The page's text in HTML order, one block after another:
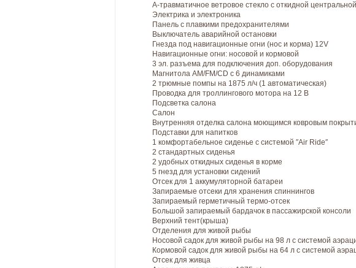
А-травматичное ветровое стекло с откидной
Электрика и электроника
Панель с плавкими предохранителями
Выключатель аварийной остановки
Гнезда под навигационные огни (нос и корма) 12V
Навигационные огни: носовой и кормовой
3 эл. разъема для подключения доп. оборудования
Магнитола AM/FM/CD с 6 динамиками
2 трюмные помпы на 1875 л/ч (1 автоматическая)
Проводка для троллингового мотора на 12 В
Подсветка салона
Салон
Внутренняя отделка салона моющимся ковровым
Подставки для напитков
1 комфортабельное сиденье с системой ″Air Ride″
2 стандартных сиденья
2 удобных откидных сиденья в корме
5 гнезд для установки сидений
Отсек для 1 аккумуляторной батареи
Запираемые отсеки для хранения спиннингов
Запираемый герметичный термо-отсек
Большой запираемый бардачок в пассажирской консоли
Верхний тент(крыша)
Отделения для живой рыбы
Носовой садок для живой рыбы на 98 л с системой
Кормовой садок для живой рыбы на 64 л с системой
Отсек для живца